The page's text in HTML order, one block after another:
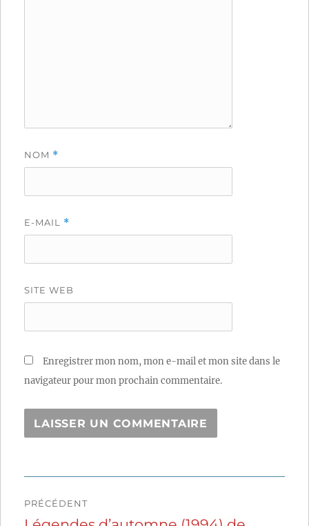
NOM *
E-MAIL *
SITE WEB
Enregistrer mon nom, mon e-mail et mon site dans le
navigateur pour mon prochain commentaire.
de
PRÉCÉDENT